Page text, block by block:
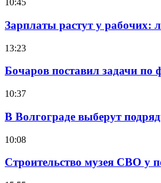
10:45
Зарплаты растут у
13:23
Бочаров поставил задачи по
10:37
В Волгограде выберут
10:08
Строительство музея СВО